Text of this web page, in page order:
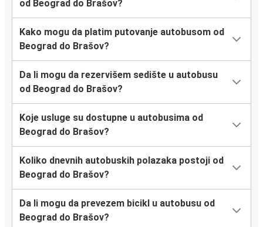
od Beograd do Brašov?
Kako mogu da platim putovanje autobusom od
Beograd do Brašov?
Da li mogu da rezervišem sedište u autobusu
od Beograd do Brašov?
Koje usluge su dostupne u autobusima od
Beograd do Brašov?
Koliko dnevnih autobuskih polazaka postoji od
Beograd do Brašov?
Da li mogu da prevezem bicikl u autobusu od
Beograd do Brašov?